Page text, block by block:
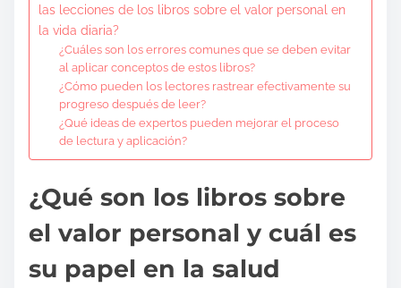
las lecciones de los libros sobre el valor personal en
la vida diaria?
¿Cuáles son los errores comunes que se deben evitar
al aplicar conceptos de estos libros?
¿Cómo pueden los lectores rastrear efectivamente su
progreso después de leer?
¿Qué ideas de expertos pueden mejorar el proceso
de lectura y aplicación?
¿Qué son los libros sobre
el valor personal y cuál es
su papel en la salud